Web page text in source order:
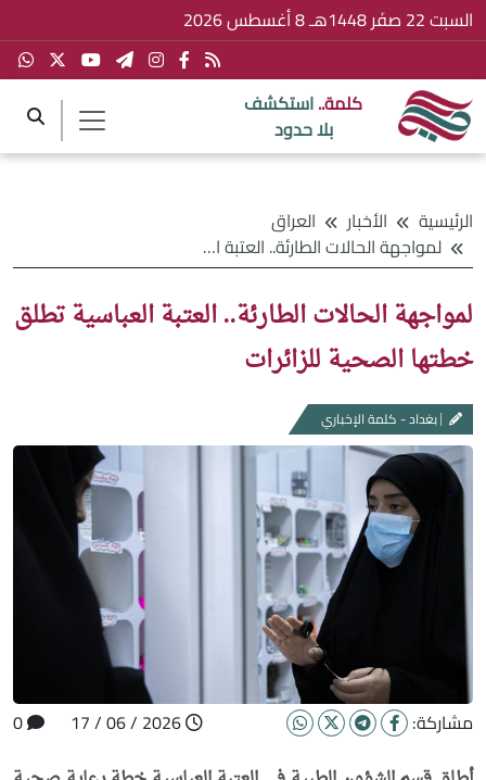
السبت 22 صفَر 1448هـ 8 أغسطس 2026
كلمة..استكشف
بلا حدود
الرئيسية الأخبار
العراق
لمواجهة الحالات الطارئة.. العتبة العباسية تطلق خطتها الصحية للزائرات
لمواجهة الحالات الطارئة.. العتبة العباسية تطلق
خطتها الصحية للزائرات
بغداد - كلمة الإخباري
مشاركة: